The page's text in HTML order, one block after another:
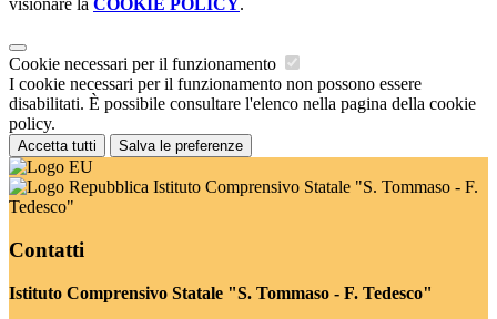
visionare la COOKIE POLICY.
Cookie necessari per il funzionamento
I cookie necessari per il funzionamento non possono essere
disabilitati. È possibile consultare l'elenco nella pagina della cookie
policy.
Accetta tutti Salva le preferenze
Istituto Comprensivo Statale "S. Tommaso - F.
Tedesco"
Contatti
Istituto Comprensivo Statale "S. Tommaso - F. Tedesco"